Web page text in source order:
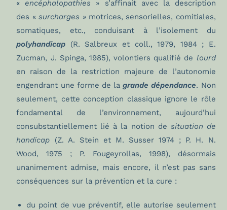
« encéphalopathies » s’affinait avec la description
des «surcharges » motrices, sensorielles, comitiales,
somatiques, etc., conduisant à l’isolement du
polyhandicap (R. Salbreux et coll., 1979, 1984 ; E.
Zucman, J. Spinga, 1985), volontiers qualifié de lourd
en raison de la restriction majeure de l’autonomie
engendrant une forme de lagrande dépendance. Non
seulement, cette conception classique ignore le rôle
fondamental de l’environnement, aujourd’hui
consubstantiellement lié à la notion de situation de
handicap (Z. A. Stein et M. Susser 1974 ; P. H. N.
Wood, 1975 ; P. Fougeyrollas, 1998), désormais
unanimement admise, mais encore, il n’est pas sans
conséquences sur la prévention et la cure :
du point de vue préventif, elle autorise seulement